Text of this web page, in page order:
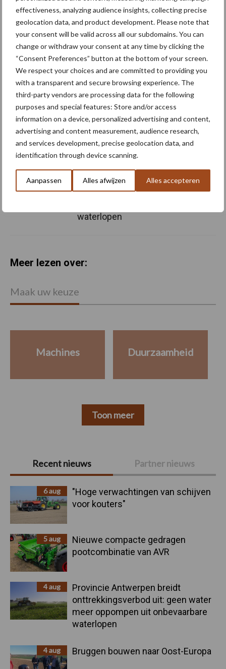
effectiveness, analyzing audience insights, collecting precise
geolocation data, and product development. Please note that
your consent will be valid across all our subdomains. You can
change or withdraw your consent at any time by clicking the
“Consent Preferences” button at the bottom of your screen.
We respect your choices and are committed to providing you
with a transparent and secure browsing experience. The
third-party vendors are processing data for the following
purposes and special features: Store and/or access
information on a device, personalized advertising and content,
advertising and content measurement, audience research,
and services development, precise geolocation data, and
identification through device scanning.
Aanpassen Alles afwijzen Alles accepteren
Primaire
Sidebar
Recent nieuws Partner nieuws
6 aug
"Hoge verwachtingen van schijven
voor kouters"
5 aug
Nieuwe compacte gedragen
pootcombinatie van AVR
4 aug
Provincie Antwerpen breidt
onttrekkingsverbod uit: geen water
meer oppompen uit onbevaarbare
waterlopen
4 aug Bruggen bouwen naar Oost-Europa
Meer artikelen over
“Hoge verwachtingen van
schijven voor kouters”
Nieuwe compacte
gedragen pootcombinatie
van AVR
Provincie Antwerpen breidt
onttrekkingsverbod uit:
geen water meer
waterlopen
Meer lezen over:
Maak uw keuze
Machines Duurzaamheid
Toon meer